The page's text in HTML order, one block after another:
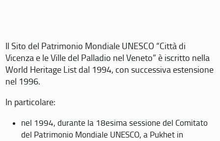
Il Sito del Patrimonio Mondiale UNESCO “Città di
Vicenza e le Ville del Palladio nel Veneto” è iscritto nella
World Heritage List dal 1994, con successiva estensione
nel 1996.
In particolare:
nel 1994, durante la 18esima sessione del Comitato
del Patrimonio Mondiale UNESCO, a Pukhet in